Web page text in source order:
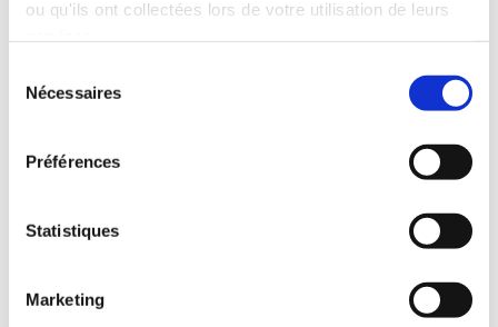
ou qu'ils ont collectées lors de votre utilisation de leurs
Nécessaires
Préférences
Statistiques
Marketing
Age minimum :20 ans
ASSURANCE
Franchise :1500 €